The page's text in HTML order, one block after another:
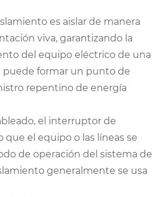
es aislar de manera
viva, garantizando la
del equipo eléctrico de una
puede formar un punto de
repentino de energía
el interruptor de
el equipo o las líneas se
de operación del sistema de
generalmente se usa